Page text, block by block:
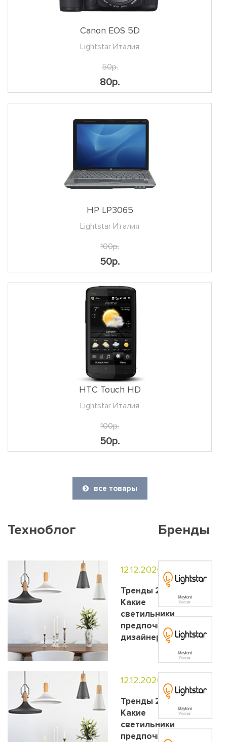
Canon EOS 5D
Lightstar Италия
50р.
80р.
HP LP3065
Lightstar Италия
100р.
50р.
HTC Touch HD
Lightstar Италия
100р.
50р.
все товары
Техноблог
12.12.2020
Тренды 2020.
Какие
светильники
предпочитают
дизайнеры?
12.12.2020
Тренды 2020.
Какие
светильники
предпочитают
Бренды